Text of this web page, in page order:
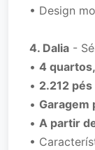
• Design
4. Dalia -
• 4
• 2.212
• Garagem
• A partir
•